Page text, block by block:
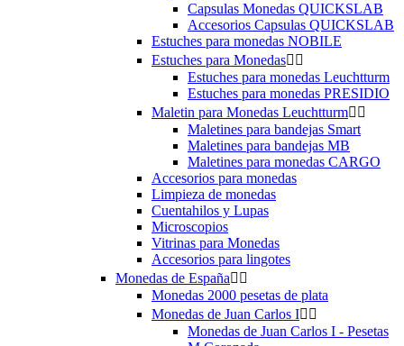
Capsulas Monedas QUICKSLAB
Accesorios Capsulas QUICKSLAB
Estuches para monedas NOBILE
Estuches para Monedas 
Estuches para monedas Leuchtturm
Estuches para monedas PRESIDIO
Maletin para Monedas Leuchtturm 
Maletines para bandejas Smart
Maletines para bandejas MB
Maletines para monedas CARGO
Accesorios para monedas
Limpieza de monedas
Cuentahilos y Lupas
Microscopios
Vitrinas para Monedas
Accesorios para lingotes
Monedas de España 
Monedas 2000 pesetas de plata
Monedas de Juan Carlos I 
Monedas de Juan Carlos I - Pesetas